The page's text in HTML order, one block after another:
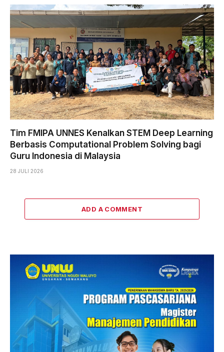
Tim FMIPA UNNES Kenalkan STEM Deep Learning
Berbasis Computational Problem Solving bagi
Guru Indonesia di Malaysia
28 JULI 2026
ADD A COMMENT